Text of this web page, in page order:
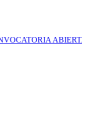
ABIERTA